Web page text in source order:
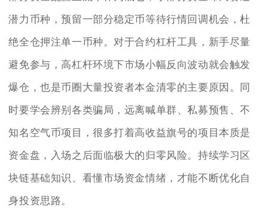
潜力币种，预留一部分稳定币等待行情回调机会，杜
绝全仓押注单一币种。对于合约杠杆工具，新手尽量
避免参与，高杠杆环境下市场小幅反向波动就会触发
爆仓，也是币圈大量投资者本金清零的主要原因。同
时要学会辨别各类骗局，远离喊单群、私募预售、不
知名空气币项目，很多打着高收益旗号的项目本质是
资金盘，入场之后面临极大的归零风险。持续学习区
块链基础知识、看懂市场资金情绪，才能不断优化自
身投资思路。